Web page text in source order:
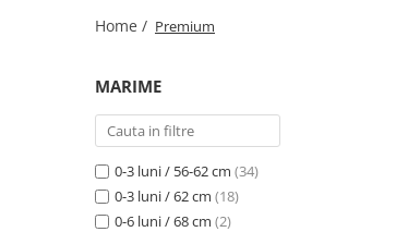
Home / Premium
MARIME
0-3 luni / 56-62 cm (34)
0-3 luni / 62 cm (18)
0-6 luni / 68 cm (2)